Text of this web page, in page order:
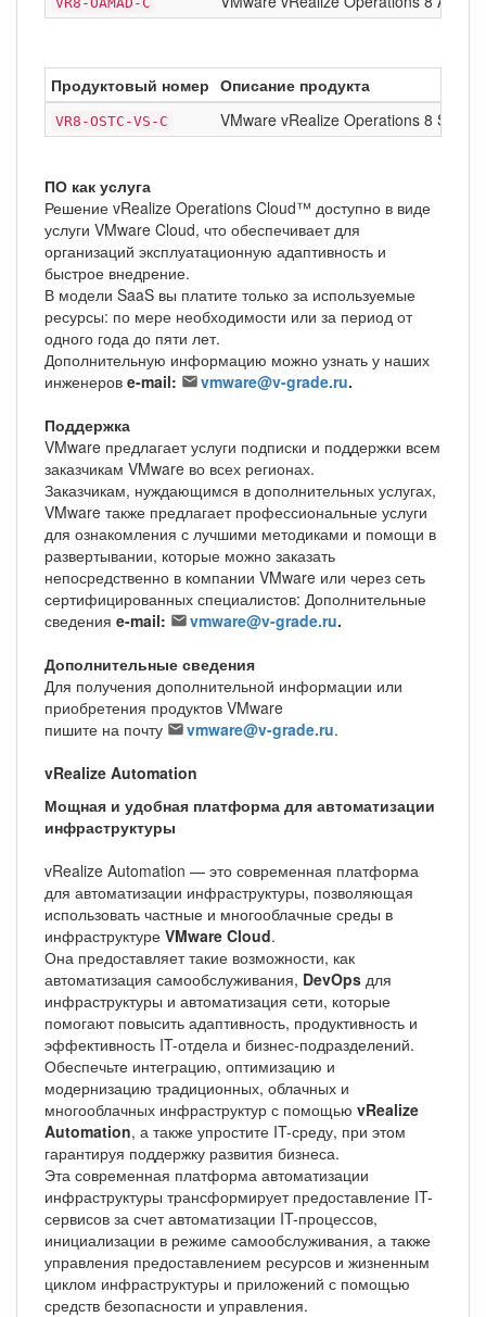
Продуктовый номер Описание продукта
VR8-OSTC-VS-C VMware vRealize Operations 8
ПО как услуга
Решение vRealize Operations Cloud™ доступно в виде
услуги VMware Cloud, что обеспечивает для
организаций эксплуатационную адаптивность и
быстрое внедрение.
В модели SaaS вы платите только за используемые
ресурсы: по мере необходимости или за период от
одного года до пяти лет.
Дополнительную информацию можно узнать у наших
инженеров e-mail: vmware@v-grade.ru.
Поддержка
VMware предлагает услуги подписки и поддержки всем
заказчикам VMware во всех регионах.
Заказчикам, нуждающимся в дополнительных услугах,
VMware также предлагает профессиональные услуги
для ознакомления с лучшими методиками и помощи в
развертывании, которые можно заказать
непосредственно в компании VMware или через сеть
сертифицированных специалистов: Дополнительные
сведения e-mail: vmware@v-grade.ru.
Дополнительные сведения
Для получения дополнительной информации или
приобретения продуктов VMware
пишите на почту
vmware@v-grade.ru.
vRealize Automation
Мощная и удобная платформа для автоматизации
инфраструктуры
vRealize Automation — это современная платформа
для автоматизации инфраструктуры, позволяющая
использовать частные и многооблачные среды в
инфраструктуре VMware Cloud.
Она предоставляет такие возможности, как
автоматизация самообслуживания, DevOps для
инфраструктуры и автоматизация сети, которые
помогают повысить адаптивность, продуктивность и
эффективность IT-отдела и бизнес-подразделений.
Обеспечьте интеграцию, оптимизацию и
модернизацию традиционных, облачных и
многооблачных инфраструктур с помощью vRealize
Automation, а также упростите IT-среду, при этом
гарантируя поддержку развития бизнеса.
Эта современная платформа автоматизации
инфраструктуры трансформирует предоставление IT-
сервисов за счет автоматизации IT-процессов,
инициализации в режиме самообслуживания, а также
управления предоставлением ресурсов и жизненным
циклом инфраструктуры и приложений с помощью
средств безопасности и управления.